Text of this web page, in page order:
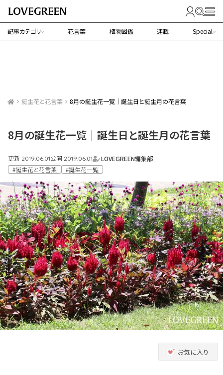
記事カテゴリ 花言葉 植物図鑑 連載 Special
誕生花と花言葉 8月の誕生花一覧｜誕生日と誕生月の花言葉
8月の誕生花一覧｜誕生日と誕生月の花言葉
更新 2019.06.01公開 2019.06.01
LOVEGREEN編集部
#誕生花と花言葉
#誕生花一覧
お気に入り